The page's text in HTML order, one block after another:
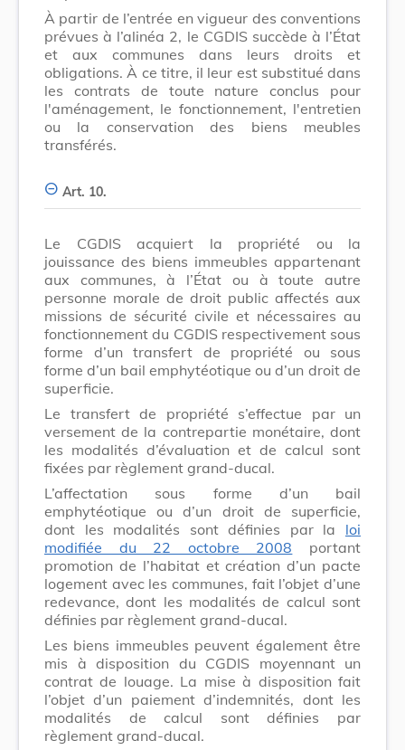
À partir de l’entrée en vigueur des conventions
prévues à l’alinéa 2, le CGDIS succède à l’État
et aux communes dans leurs droits et
obligations. À ce titre, il leur est substitué dans
les contrats de toute nature conclus pour
l'aménagement, le fonctionnement, l'entretien
ou la conservation des biens meubles
transférés.
Art. 10.
Le CGDIS acquiert la propriété ou la
jouissance des biens immeubles appartenant
aux communes, à l’État ou à toute autre
personne morale de droit public affectés aux
missions de sécurité civile et nécessaires au
fonctionnement du CGDIS respectivement sous
forme d’un transfert de propriété ou sous
forme d’un bail emphytéotique ou d’un droit de
superficie.
Le transfert de propriété s’effectue par un
versement de la contrepartie monétaire, dont
les modalités d’évaluation et de calcul sont
fixées par règlement grand-ducal.
L’affectation sous forme d’un bail
emphytéotique ou d’un droit de superficie,
dont les modalités sont définies par la loi
modifiée du 22 octobre 2008 portant
promotion de l’habitat et création d’un pacte
logement avec les communes, fait l’objet d’une
redevance, dont les modalités de calcul sont
définies par règlement grand-ducal.
Les biens immeubles peuvent également être
mis à disposition du CGDIS moyennant un
contrat de louage. La mise à disposition fait
l’objet d’un paiement d’indemnités, dont les
modalités de calcul sont définies par
règlement grand-ducal.